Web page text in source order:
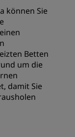
können Sie
Betten
um die
damit Sie